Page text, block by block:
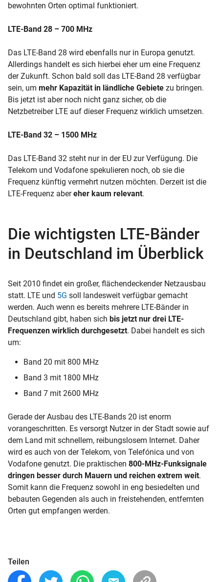
bewohnten Orten optimal funktioniert.
LTE-Band 28 – 700 MHz
Das LTE-Band 28 wird ebenfalls nur in Europa genutzt.
Allerdings handelt es sich hierbei eher um eine Frequenz
der Zukunft. Schon bald soll das LTE-Band 28 verfügbar
sein, um mehr Kapazität in ländliche Gebiete zu bringen.
Bis jetzt ist aber noch nicht ganz sicher, ob die
Netzbetreiber LTE auf dieser Frequenz wirklich umsetzen.
LTE-Band 32 – 1500 MHz
Das LTE-Band 32 steht nur in der EU zur Verfügung. Die
Telekom und Vodafone spekulieren noch, ob sie die
Frequenz künftig vermehrt nutzen möchten. Derzeit ist die
LTE-Frequenz abereher kaum relevant.
Die wichtigsten LTE-Bänder
in Deutschland im Überblick
Seit 2010 findet ein großer, flächendeckender Netzausbau
statt. LTE und 5G soll landesweit verfügbar gemacht
werden. Auch wenn es bereits mehrere LTE-Bänder in
Deutschland gibt, haben sich bis jetzt nur drei LTE-
Frequenzen wirklich durchgesetzt. Dabei handelt es sich
um:
Band 20 mit 800 MHz
Band 3 mit 1800 MHz
Band 7 mit 2600 MHz
Gerade der Ausbau des LTE-Bands 20 ist enorm
vorangeschritten. Es versorgt Nutzer in der Stadt sowie auf
dem Land mit schnellem, reibungslosem Internet. Daher
wird es auch von der Telekom, von Telefónica und von
Vodafone genutzt. Die praktischen 800-MHz-Funksignale
dringen besser durch Mauern und reichen extrem weit.
Somit kann die Frequenz sowohl in eng besiedelten und
bebauten Gegenden als auch in freistehenden, entfernten
Orten gut empfangen werden.
Teilen